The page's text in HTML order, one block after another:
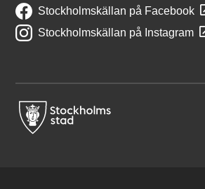
Stockholmskällan på Facebook
Stockholmskällan på Instagram